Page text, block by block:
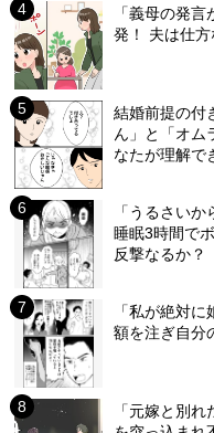
「義母の発
発！ 夫は仕
結婚前提の付
ん」と「オム
なたが理解で
「うるさい
睡眠3時間で
反撃なるか？
「私が絶対
額を注ぎ自分
「元嫁と別